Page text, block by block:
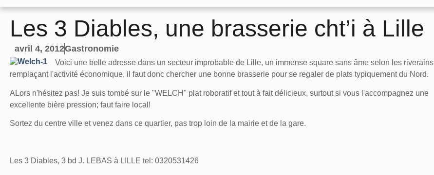
Les 3 Diables, une brasserie cht’i à Lille
avril 4, 2012Gastronomie
Voici une belle adresse dans un secteur improbable de Lille, un immense square sans âme selon les riverains
remplaçant l'activité économique, il faut donc chercher une bonne brasserie pour se regaler de plats typiquement du Nord.
ALors n'hésitez pas! Je suis tombé sur le "WELCH" plat roboratif et tout à fait délicieux, surtout si vous l'accompagnez une
excellente bière pression; faut faire local!
Sortez du centre ville et venez dans ce quartier, pas trop loin de la mairie et de la gare.
Les 3 Diables, 3 bd J. LEBAS à LILLE tel: 0320531426